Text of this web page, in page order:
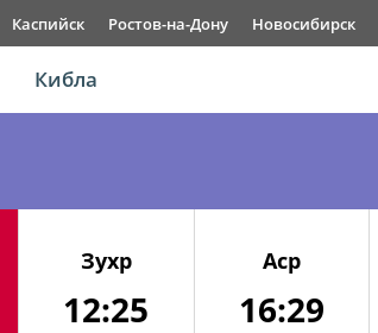
Каспийск Ростов-на-Дону Новосибирск
Кибла
Зухр
12:25
Аср
16:29